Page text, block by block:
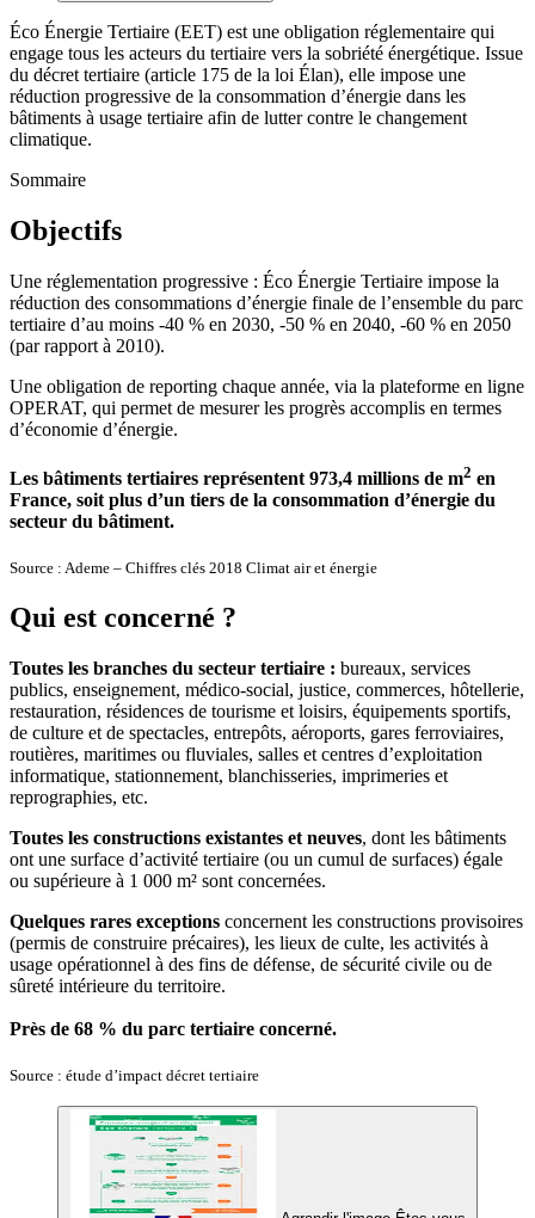
Éco Énergie Tertiaire (EET) est une obligation réglementaire qui
engage tous les acteurs du tertiaire vers la sobriété énergétique. Issue
du décret tertiaire (article 175 de la loi Élan), elle impose une
réduction progressive de la consommation d’énergie dans les
bâtiments à usage tertiaire afin de lutter contre le changement
climatique.
Sommaire
Objectifs
Une réglementation progressive : Éco Énergie Tertiaire impose la
réduction des consommations d’énergie finale de l’ensemble du parc
tertiaire d’au moins -40 % en 2030, -50 % en 2040, -60 % en 2050
(par rapport à 2010).
Une obligation de reporting chaque année, via la plateforme en ligne
OPERAT, qui permet de mesurer les progrès accomplis en termes
d’économie d’énergie.
Les bâtiments tertiaires représentent 973,4 millions de m2 en
France, soit plus d’un tiers de la consommation d’énergie du
secteur du bâtiment.
Source : Ademe – Chiffres clés 2018 Climat air et énergie
Qui est concerné ?
Toutes les branches du secteur tertiaire : bureaux, services
publics, enseignement, médico-social, justice, commerces, hôtellerie,
restauration, résidences de tourisme et loisirs, équipements sportifs,
de culture et de spectacles, entrepôts, aéroports, gares ferroviaires,
routières, maritimes ou fluviales, salles et centres d’exploitation
informatique, stationnement, blanchisseries, imprimeries et
reprographies, etc.
Toutes les constructions existantes et neuves, dont les bâtiments
ont une surface d’activité tertiaire (ou un cumul de surfaces) égale
ou supérieure à 1 000 m² sont concernées.
Quelques rares exceptions concernent les constructions provisoires
(permis de construire précaires), les lieux de culte, les activités à
usage opérationnel à des fins de défense, de sécurité civile ou de
sûreté intérieure du territoire.
Près de 68 % du parc tertiaire concerné.
Source : étude d’impact décret tertiaire